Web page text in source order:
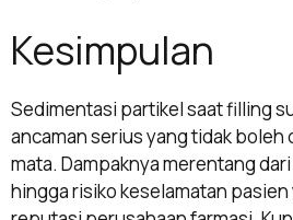
Kesimpulan
Sedimentasi partikel saat filling
ancaman serius yang tidak
mata. Dampaknya merentang
hingga risiko keselamatan